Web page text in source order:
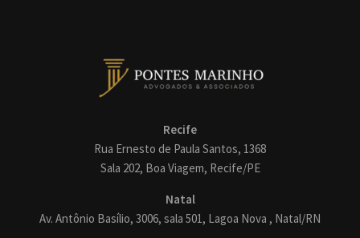
Recife
Rua Ernesto de Paula Santos, 1368
Sala 202, Boa Viagem, Recife/PE
Natal
Av. Antônio Basílio, 3006, sala 501, Lagoa Nova , Natal/RN